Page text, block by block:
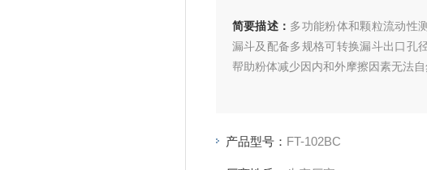
简要描述： 多功能粉体和颗粒流动性
漏斗及配备多规格可转换漏斗出口孔
帮助粉体减少因内和外摩擦因素无法
产品型号： FT-102BC